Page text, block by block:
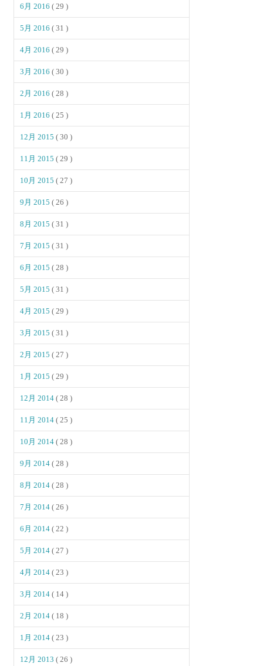
6月 2016( 29 )
5月 2016( 31 )
4月 2016( 29 )
3月 2016( 30 )
2月 2016( 28 )
1月 2016( 25 )
12月 2015( 30 )
11月 2015( 29 )
10月 2015( 27 )
9月 2015( 26 )
8月 2015( 31 )
7月 2015( 31 )
6月 2015( 28 )
5月 2015( 31 )
4月 2015( 29 )
3月 2015( 31 )
2月 2015( 27 )
1月 2015( 29 )
12月 2014( 28 )
11月 2014( 25 )
10月 2014( 28 )
9月 2014( 28 )
8月 2014( 28 )
7月 2014( 26 )
6月 2014( 22 )
5月 2014( 27 )
4月 2014( 23 )
3月 2014( 14 )
2月 2014( 18 )
1月 2014( 23 )
12月 2013( 26 )